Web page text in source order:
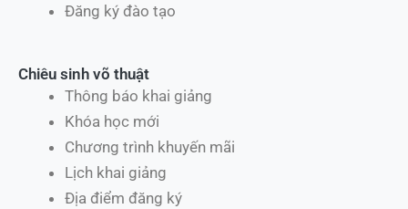
Đăng ký đào tạo
Chiêu sinh võ thuật
Thông báo khai giảng
Khóa học mới
Chương trình khuyến mãi
Lịch khai giảng
Địa điểm đăng ký